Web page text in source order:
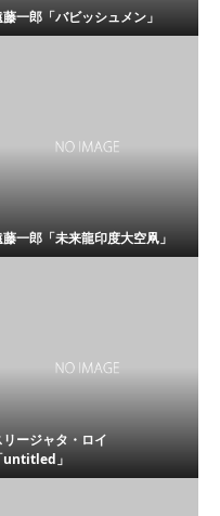
一郎「バビッシュメン」
一郎「未来龍印度大空凧」
リージャタ・ロイ
untitled」